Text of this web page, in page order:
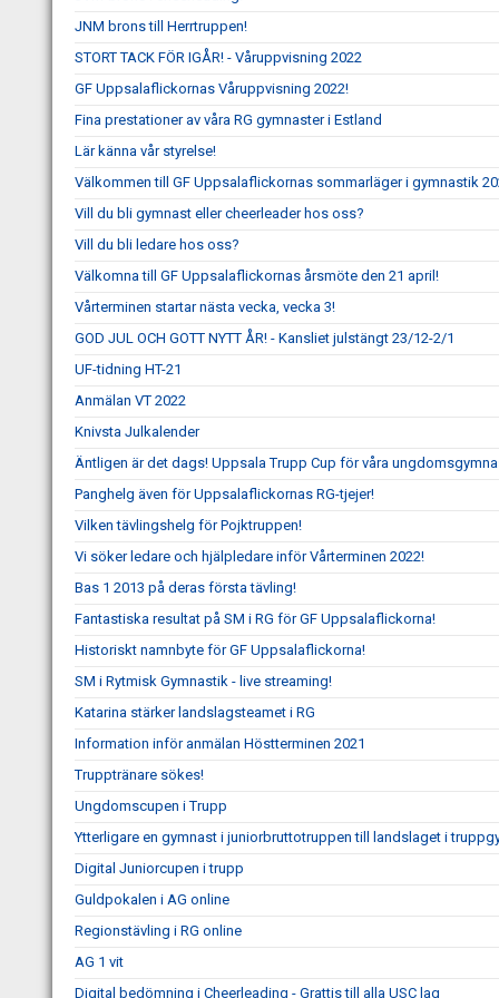
JNM brons till Herrtruppen!
STORT TACK FÖR IGÅR! - Våruppvisning 2022
GF Uppsalaflickornas Våruppvisning 2022!
Fina prestationer av våra RG gymnaster i Estland
Lär känna vår styrelse!
Välkommen till GF Uppsalaflickornas sommarläger i gymnastik
Vill du bli gymnast eller cheerleader hos oss?
Vill du bli ledare hos oss?
Välkomna till GF Uppsalaflickornas årsmöte den 21 april!
Vårterminen startar nästa vecka, vecka 3!
GOD JUL OCH GOTT NYTT ÅR! - Kansliet julstängt 23/12-2/1
UF-tidning HT-21
Anmälan VT 2022
Knivsta Julkalender
Äntligen är det dags! Uppsala Trupp Cup för våra
Panghelg även för Uppsalaflickornas RG-tjejer!
Vilken tävlingshelg för Pojktruppen!
Vi söker ledare och hjälpledare inför Vårterminen 2022!
Bas 1 2013 på deras första tävling!
Fantastiska resultat på SM i RG för GF Uppsalaflickorna!
Historiskt namnbyte för GF Uppsalaflickorna!
SM i Rytmisk Gymnastik - live streaming!
Katarina stärker landslagsteamet i RG
Information inför anmälan Höstterminen 2021
Trupptränare sökes!
Ungdomscupen i Trupp
Ytterligare en gymnast i juniorbruttotruppen till landslaget i
Digital Juniorcupen i trupp
Guldpokalen i AG online
Regionstävling i RG online
AG 1 vit
Digital bedömning i Cheerleading - Grattis till alla USC lag